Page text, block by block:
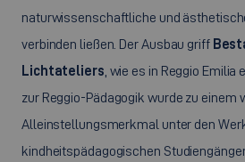
naturwissenschaftliche und
verbinden ließen. Der Ausbau griff
Lichtateliers , wie es in Reggio Emilia
zur Reggio-Pädagogik wurde zu
Alleinstellungsmerkmal unter den
kindheitspädagogischen